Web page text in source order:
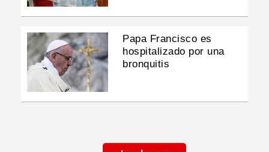
Papa Francisco es
hospitalizado por una
bronquitis